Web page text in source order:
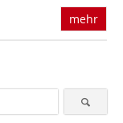
mehr